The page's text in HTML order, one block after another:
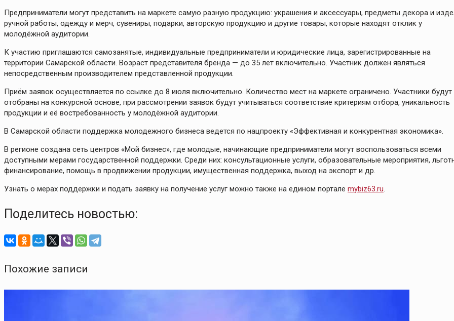
Предприниматели могут представить на маркете самую разную продукцию: украшения и аксессуары, предметы декора и
ручной работы, одежду и мерч, сувениры, подарки, авторскую продукцию и другие товары, которые находят отклик у
молодёжной аудитории.
К участию приглашаются самозанятые, индивидуальные предприниматели и юридические лица, зарегистрированные на
территории Самарской области. Возраст представителя бренда — до 35 лет включительно. Участник должен являться
непосредственным производителем представленной продукции.
Приём заявок осуществляется по ссылке до 8 июля включительно. Количество мест на маркете ограничено. Участники будут
отобраны на конкурсной основе, при рассмотрении заявок будут учитываться соответствие критериям отбора, уникальность
продукции и её востребованность у молодёжной аудитории.
В Самарской области поддержка молодежного бизнеса ведется по нацпроекту «Эффективная и конкурентная экономика».
В регионе создана сеть центров «Мой бизнес», где молодые, начинающие предприниматели могут воспользоваться всеми
доступными мерами государственной поддержки. Среди них: консультационные услуги, образовательные мероприятия,
финансирование, помощь в продвижении продукции, имущественная поддержка, выход на экспорт и др.
Узнать о мерах поддержки и подать заявку на получение услуг можно также на едином портале mybiz63.ru.
Поделитесь новостью:
Похожие записи